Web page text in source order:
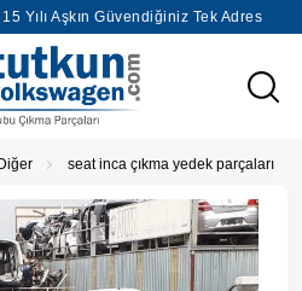
Yılı Aşkın Güvendiğiniz Tek Adres
Diğer seat inca çıkma yedek parçaları